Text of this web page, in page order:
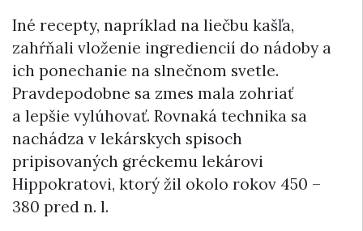
Iné recepty, napríklad na liečbu kašľa,
zahŕňali vloženie ingrediencií do nádoby a
ich ponechanie na slnečnom svetle.
Pravdepodobne sa zmes mala zohriať
a lepšie vylúhovať. Rovnaká technika sa
nachádza v lekárskych spisoch
pripisovaných gréckemu lekárovi
Hippokratovi, ktorý žil okolo rokov 450 –
380 pred n. l.